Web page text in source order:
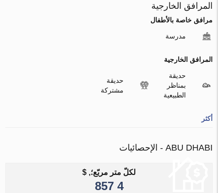
المرافق الخارجية
مرافق خاصة بالأطفال
مدرسة
المرافق الخارجية
حديقة
بمناظر
الطبيعية
حديقة
مشتركة
أكثر
ABU DHABI - الإحصائيات
لكلّ متر مربّع؛, $
4 857